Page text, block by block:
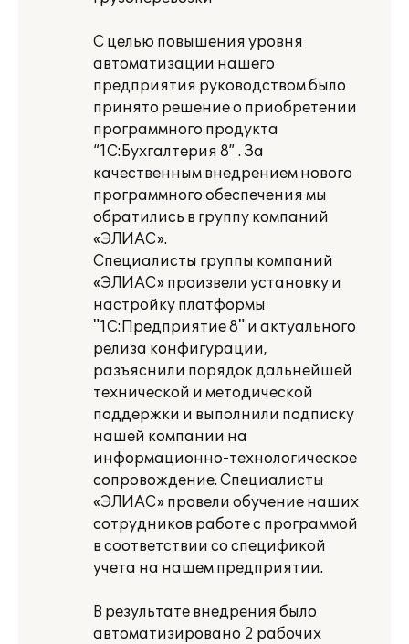
С целью повышения уровня
автоматизации нашего
предприятия руководством было
принято решение о приобретении
программного продукта
“1С:Бухгалтерия 8” . За
качественным внедрением нового
программного обеспечения мы
обратились в группу компаний
«ЭЛИАС».
Специалисты группы компаний
«ЭЛИАС» произвели установку и
настройку платформы
"1С:Предприятие 8" и актуального
релиза конфигурации,
разъяснили порядок дальнейшей
технической и методической
поддержки и выполнили подписку
нашей компании на
информационно-технологическое
сопровождение. Специалисты
«ЭЛИАС» провели обучение наших
сотрудников работе с программой
в соответствии со спецификой
учета на нашем предприятии.
В результате внедрения было
автоматизировано 2 рабочих